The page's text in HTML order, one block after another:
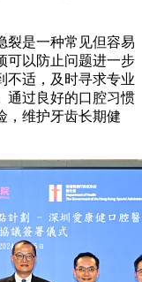
是一种常见但容易
可以防止问题进一步
不适，及时寻求专业
通过良好的口腔习惯
，维护牙齿长期健